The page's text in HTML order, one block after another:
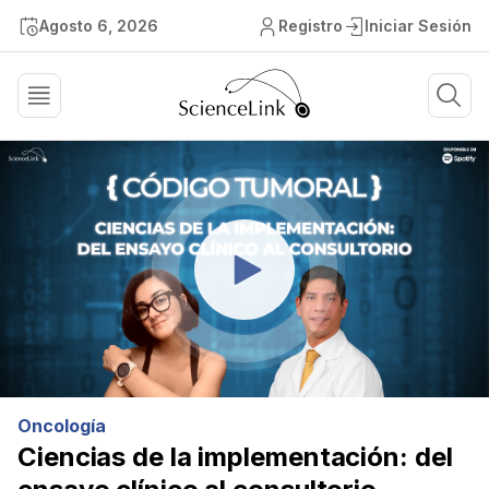
Agosto 6, 2026 Registro Iniciar Sesión
Oncología
Ciencias de la implementación: del